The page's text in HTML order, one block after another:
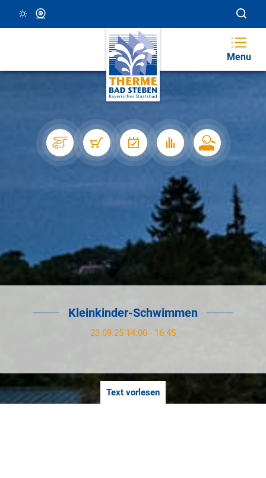
25 °C, Klar/Sonnig
Menu
Kleinkinder-Schwimmen
23.09.25 14:00 - 16:45
Text vorlesen